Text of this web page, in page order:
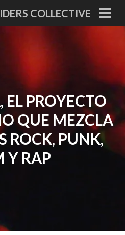
COLLECTIVE
PROYECTO
QUE MEZCLA
ROCK, PUNK,
Y RAP